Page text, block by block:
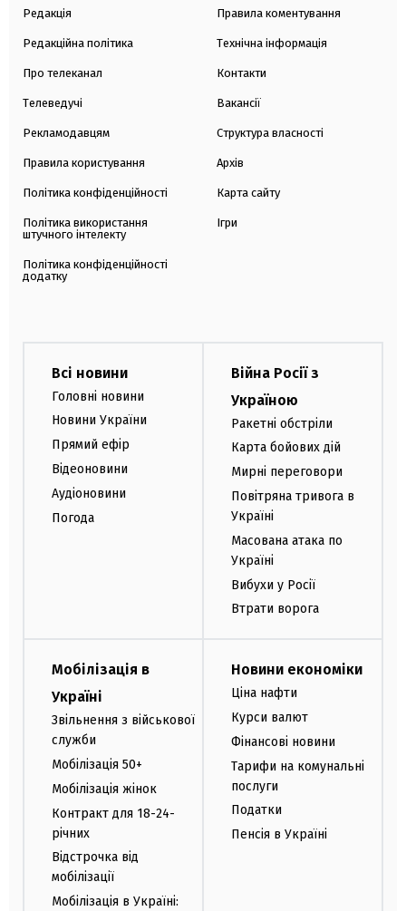
Редакція
Редакційна політика
Про телеканал
Телеведучі
Рекламодавцям
Правила користування
Політика конфіденційності
Політика використання
штучного інтелекту
Політика конфіденційності
додатку
Правила коментування
Технічна інформація
Контакти
Вакансії
Структура власності
Архів
Карта сайту
Ігри
Всі новини
Головні новини
Новини України
Прямий ефір
Відеоновини
Аудіоновини
Погода
Війна Росії з
Україною
Ракетні обстріли
Карта бойових дій
Мирні переговори
Повітряна тривога в
Україні
Масована атака по
Україні
Вибухи у Росії
Втрати ворога
Мобілізація в
Україні
Звільнення з військової
служби
Мобілізація 50+
Мобілізація жінок
Контракт для 18-24-
річних
Відстрочка від
мобілізації
Мобілізація в Україні:
Новини економіки
Ціна нафти
Курси валют
Фінансові новини
Тарифи на комунальні
послуги
Податки
Пенсія в Україні